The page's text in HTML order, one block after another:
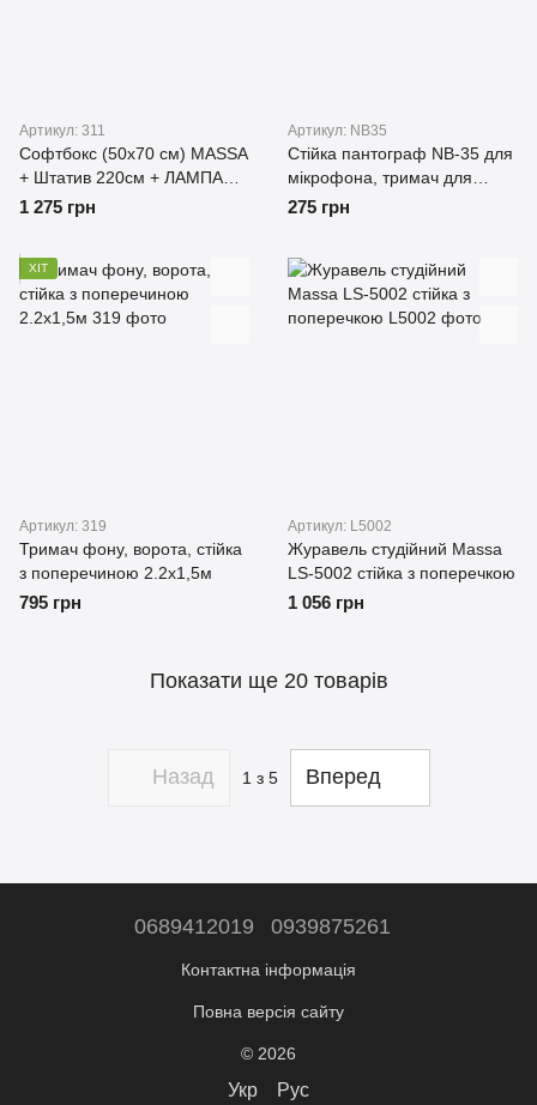
Артикул: 311
Софтбокс (50х70 см) MASSA
+ Штатив 220см + ЛАМПА
150W
1 275 грн
Артикул: NB35
Стійка пантограф NB-35 для
мікрофона, тримач для
мікрофона
275 грн
ХІТ
Артикул: 319
Тримач фону, ворота, стійка
з поперечиною 2.2х1,5м
795 грн
Артикул: L5002
Журавель студійний Massa
LS-5002 стійка з поперечкою
1 056 грн
Показати ще 20 товарів
Назад 1 з 5 Вперед
0689412019 0939875261
Контактна інформація
Повна версія сайту
© 2026
Укр Рус